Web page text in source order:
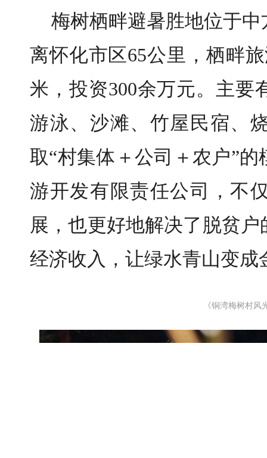
梅树栖畔避暑胜地位于
离怀化市区65公里，栖畔
米，投资300余万元。主要
游泳、沙滩、竹屋民宿、
取“村集体 ＋公司＋农户”的
游开发有限责任公司，不
展，也更好地解决了脱贫
经济收入，让绿水青山变成
《铜湾梅树村